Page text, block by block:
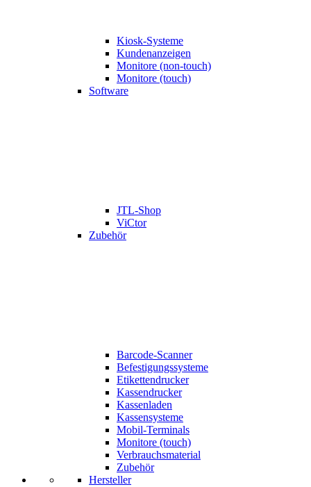
Kiosk-Systeme
Kundenanzeigen
Monitore (non-touch)
Monitore (touch)
Software
JTL-Shop
ViCtor
Zubehör
Barcode-Scanner
Befestigungssysteme
Etikettendrucker
Kassendrucker
Kassenladen
Kassensysteme
Mobil-Terminals
Monitore (touch)
Verbrauchsmaterial
Zubehör
Hersteller